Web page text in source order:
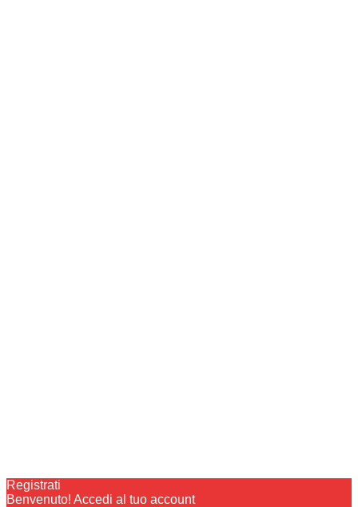
Registrati
Benvenuto! Accedi al tuo account